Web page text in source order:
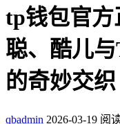
tp钱包官方
聪、酷儿
的奇妙交织
qbadmin 2026-03-19 阅